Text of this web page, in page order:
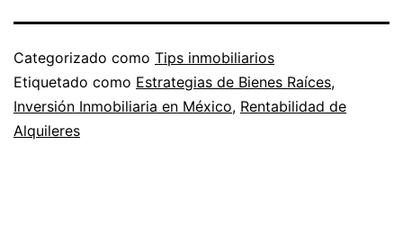
Categorizado como Tips inmobiliarios
Etiquetado como Estrategias de Bienes Raíces,
Inversión Inmobiliaria en México, Rentabilidad de
Alquileres